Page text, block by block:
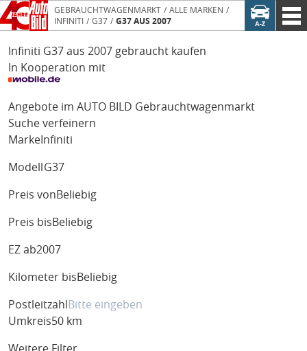
GEBRAUCHTWAGENMARKT
ALLE MARKEN
INFINITI
G37 G37 AUS 2007
Infiniti G37 aus 2007 gebraucht kaufen
In Kooperation mit
Angebote im AUTO BILD Gebrauchtwagenmarkt
Suche verfeinern
Marke Infiniti
Modell G37
Preis von Beliebig
Preis bis Beliebig
EZ ab2007
Kilometer bis Beliebig
Postleitzahl
Umkreis50 km